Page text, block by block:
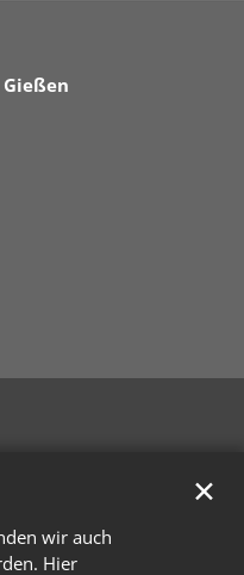
wir auch
Hier
✕